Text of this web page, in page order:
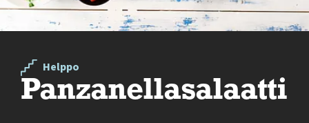
Helppo
Panzanellasalaatti